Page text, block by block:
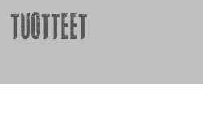
Tuotteet